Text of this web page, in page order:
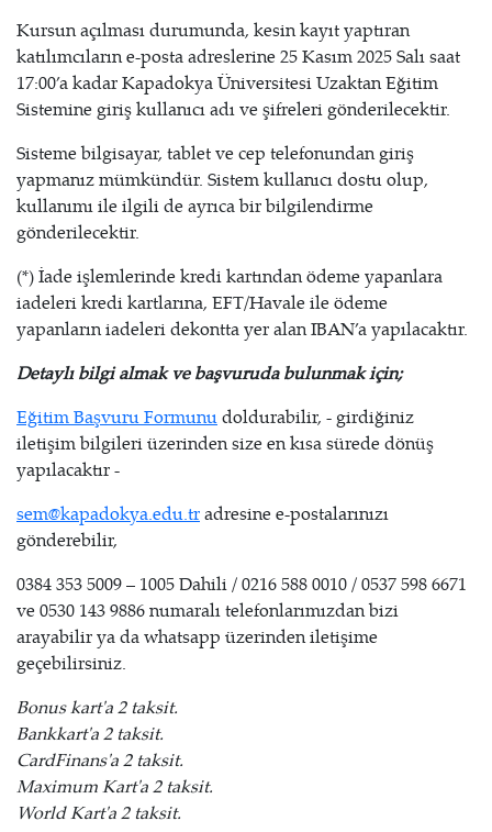
Kursun açılması durumunda, kesin kayıt yaptıran
katılımcıların e-posta adreslerine 25 Kasım 2025 Salı saat
17:00’a kadar Kapadokya Üniversitesi Uzaktan Eğitim
Sistemine giriş kullanıcı adı ve şifreleri gönderilecektir.
Sisteme bilgisayar, tablet ve cep telefonundan giriş
yapmanız mümkündür. Sistem kullanıcı dostu olup,
kullanımı ile ilgili de ayrıca bir bilgilendirme
gönderilecektir.
(*) İade işlemlerinde kredi kartından ödeme yapanlara
iadeleri kredi kartlarına, EFT/Havale ile ödeme
yapanların iadeleri dekontta yer alan IBAN’a yapılacaktır.
Detaylı bilgi almak ve başvuruda bulunmak için;
Eğitim Başvuru Formunudoldurabilir, - girdiğiniz
iletişim bilgileri üzerinden size en kısa sürede dönüş
yapılacaktır -
sem@kapadokya.edu.tradresine e-postalarınızı
gönderebilir,
0384 353 5009 – 1005 Dahili / 0216 588 0010 / 0537 598 6671
ve 0530 143 9886 numaralı telefonlarımızdan bizi
arayabilir ya da whatsapp üzerinden iletişime
geçebilirsiniz.
Bonus kart'a 2 taksit.
Bankkart'a 2 taksit.
CardFinans'a 2 taksit.
Maximum Kart'a 2 taksit.
World Kart'a 2 taksit.